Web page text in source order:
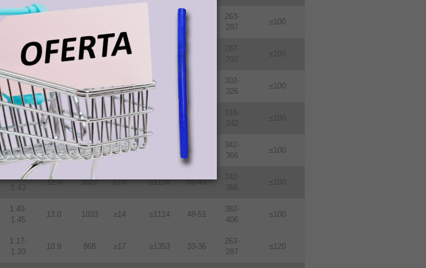
1.17-
33-36
263-
287
≤100
1.22-
1.25
11.3 899 ≥14
287-
310
≤100
1.25-
1.28
11.6 923 ≥14 ≥1114 38-410
302-
326
≤100
1.28-
1.32
12.0 955 ≥14 40-43
318-
342
≤100
1.32-
1.38
12.5 955 ≥14 43-46
342-
366
≤100
1.36-
1.43
12.9 1027 ≥14 ≥1114 46-49
342-
366
≤100
1.40-
1.45
13.0 1033 ≥14 ≥1114 48-51
382-
406
≤100
1.17-
1.20
10.9 868 ≥17 ≥1353 33-36
263-
287
≤120